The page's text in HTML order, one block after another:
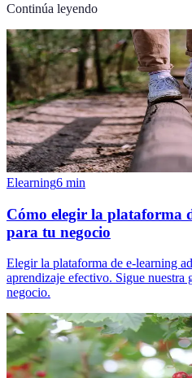
Continúa leyendo
Elearning6 min
Cómo elegir la plataforma
para tu negocio
Elegir la plataforma de e-learning
aprendizaje efectivo. Sigue nuestra
negocio.